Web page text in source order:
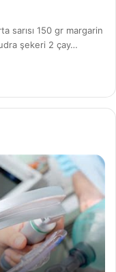
sarısı 150 gr margarin
şekeri 2 çay…